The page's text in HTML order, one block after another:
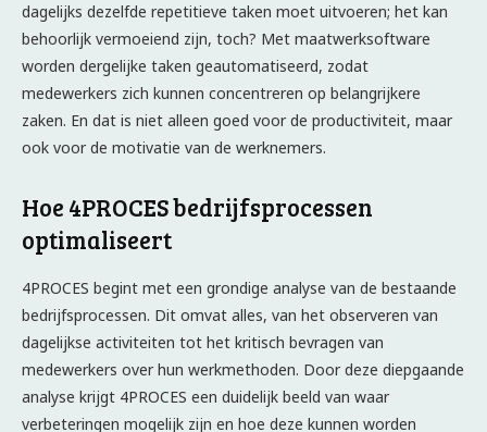
dagelijks dezelfde repetitieve taken moet uitvoeren; het kan
behoorlijk vermoeiend zijn, toch? Met maatwerksoftware
worden dergelijke taken geautomatiseerd, zodat
medewerkers zich kunnen concentreren op belangrijkere
zaken. En dat is niet alleen goed voor de productiviteit, maar
ook voor de motivatie van de werknemers.
Hoe 4PROCES bedrijfsprocessen
optimaliseert
4PROCES begint met een grondige analyse van de bestaande
bedrijfsprocessen. Dit omvat alles, van het observeren van
dagelijkse activiteiten tot het kritisch bevragen van
medewerkers over hun werkmethoden. Door deze diepgaande
analyse krijgt 4PROCES een duidelijk beeld van waar
verbeteringen mogelijk zijn en hoe deze kunnen worden